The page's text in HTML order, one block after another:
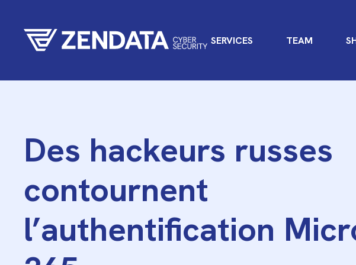
SERVICES TEAM
Des hackeurs russes
contournent
l’authentification